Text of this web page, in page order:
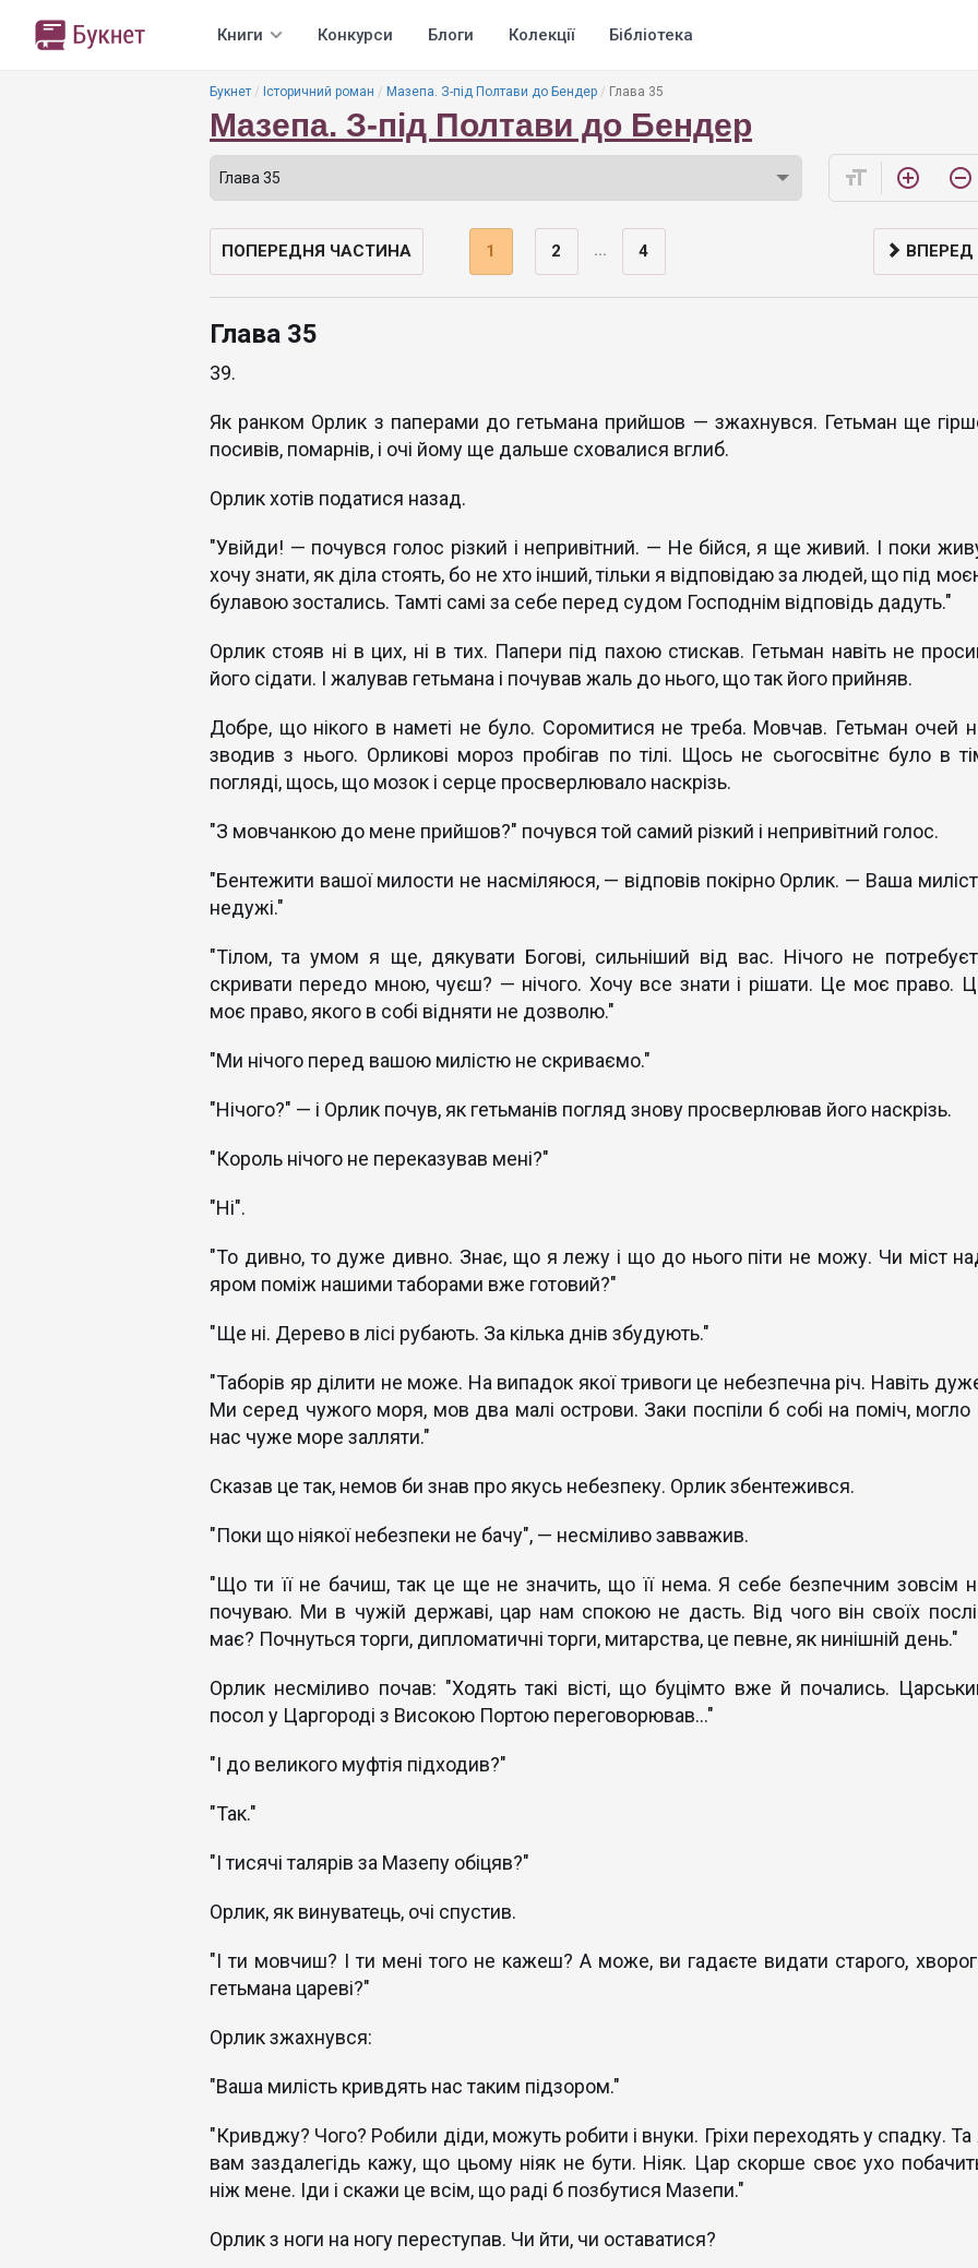
Книги Конкурси Блоги Колекції Бібліотека
Букнет Історичний роман Мазепа. З-під Полтави до Бендер Глава 35
Мазепа. З-під Полтави до Бендер
format_size add_circle_outline remove_circle_outline
ПОПЕРЕДНЯ ЧАСТИНА 1 2 ... 4 ВПЕРЕД
Глава 35
39.
Як ранком Орлик з паперами до гетьмана прийшов — зжахнувся. Гетьман ще
посивів, помарнів, і очі йому ще дальше сховалися вглиб.
Орлик хотів податися назад.
"Увійди! — почувся голос різкий і непривітний. — Не бійся, я ще живий. І поки
хочу знати, як діла стоять, бо не хто інший, тільки я відповідаю за людей, що під
булавою зостались. Тамті самі за себе перед судом Господнім відповідь дадуть."
Орлик стояв ні в цих, ні в тих. Папери під пахою стискав. Гетьман навіть не
його сідати. І жалував гетьмана і почував жаль до нього, що так його прийняв.
Добре, що нікого в наметі не було. Соромитися не треба. Мовчав. Гетьман очей
зводив з нього. Орликові мороз пробігав по тілі. Щось не сьогосвітнє було в
погляді, щось, що мозок і серце просверлювало наскрізь.
"З мовчанкою до мене прийшов?" почувся той самий різкий і непривітний голос.
"Бентежити вашої милости не насміляюся, — відповів покірно Орлик. — Ваша
недужі."
"Тілом, та умом я ще, дякувати Богові, сильніший від вас. Нічого не
скривати передо мною, чуєш? — нічого. Хочу все знати і рішати. Це моє право.
моє право, якого в собі відняти не дозволю."
"Ми нічого перед вашою милістю не скриваємо."
"Нічого?" — і Орлик почув, як гетьманів погляд знову просверлював його наскрізь.
"Король нічого не переказував мені?"
"Ні".
"То дивно, то дуже дивно. Знає, що я лежу і що до нього піти не можу. Чи міст
яром поміж нашими таборами вже готовий?"
"Ще ні. Дерево в лісі рубають. За кілька днів збудують."
"Таборів яр ділити не може. На випадок якої тривоги це небезпечна річ. Навіть
Ми серед чужого моря, мов два малі острови. Заки поспіли б собі на поміч, могло
нас чуже море залляти."
Сказав це так, немов би знав про якусь небезпеку. Орлик збентежився.
"Поки що ніякої небезпеки не бачу", — несміливо завважив.
"Що ти її не бачиш, так це ще не значить, що її нема. Я себе безпечним зовсім
почуваю. Ми в чужій державі, цар нам спокою не дасть. Від чого він своїх
має? Почнуться торги, дипломатичні торги, митарства, це певне, як нинішній день."
Орлик несміливо почав: "Ходять такі вісті, що буцімто вже й почались.
посол у Царгороді з Високою Портою переговорював..."
"І до великого муфтія підходив?"
"Так."
"І тисячі талярів за Мазепу обіцяв?"
Орлик, як винуватець, очі спустив.
"І ти мовчиш? І ти мені того не кажеш? А може, ви гадаєте видати старого,
гетьмана цареві?"
Орлик зжахнувся:
"Ваша милість кривдять нас таким підзором."
"Кривджу? Чого? Робили діди, можуть робити і внуки. Гріхи переходять у спадку. Та
вам заздалегідь кажу, що цьому ніяк не бути. Ніяк. Цар скорше своє ухо
ніж мене. Іди і скажи це всім, що раді б позбутися Мазепи."
Орлик з ноги на ногу переступав. Чи йти, чи оставатися?